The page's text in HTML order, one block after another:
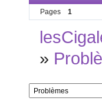
Pages 1
»